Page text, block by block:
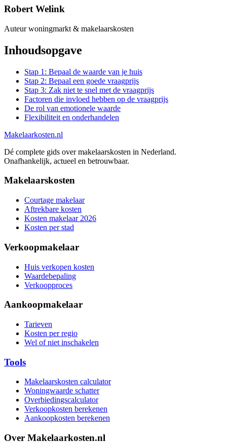
Robert Welink
Auteur woningmarkt & makelaarskosten
Inhoudsopgave
Stap 1: Bepaal de waarde van je huis
Stap 2: Bepaal een goede vraagprijs
Stap 3: Zak niet te snel met de vraagprijs
Factoren die invloed hebben op de vraagprijs
De rol van emotionele waarde
Flexibiliteit en onderhandelen
Makelaarkosten.nl
Dé complete gids over makelaarskosten in Nederland.
Onafhankelijk, actueel en betrouwbaar.
Makelaarskosten
Courtage makelaar
Aftrekbare kosten
Kosten makelaar 2026
Kosten per stad
Verkoopmakelaar
Huis verkopen kosten
Waardebepaling
Verkoopproces
Aankoopmakelaar
Tarieven
Kosten per regio
Wel of niet inschakelen
Tools
Makelaarskosten calculator
Woningwaarde schatter
Overbiedingscalculator
Verkoopkosten berekenen
Aankoopkosten berekenen
Over Makelaarkosten.nl